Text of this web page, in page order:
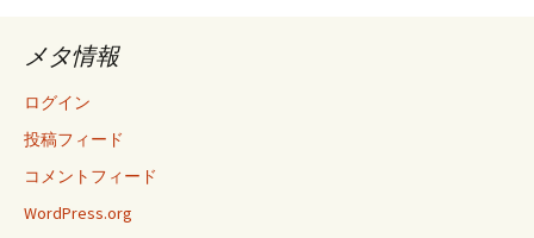
メタ情報
ログイン
投稿フィード
コメントフィード
WordPress.org